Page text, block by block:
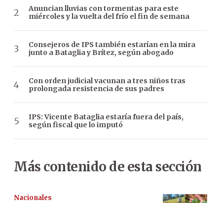
Anuncian lluvias con tormentas para este
miércoles y la vuelta del frío el fin de semana
Consejeros de IPS también estarían en la mira
junto a Bataglia y Brítez, según abogado
Con orden judicial vacunan a tres niños tras
prolongada resistencia de sus padres
IPS: Vicente Bataglia estaría fuera del país,
según fiscal que lo imputó
Más contenido de esta sección
Nacionales